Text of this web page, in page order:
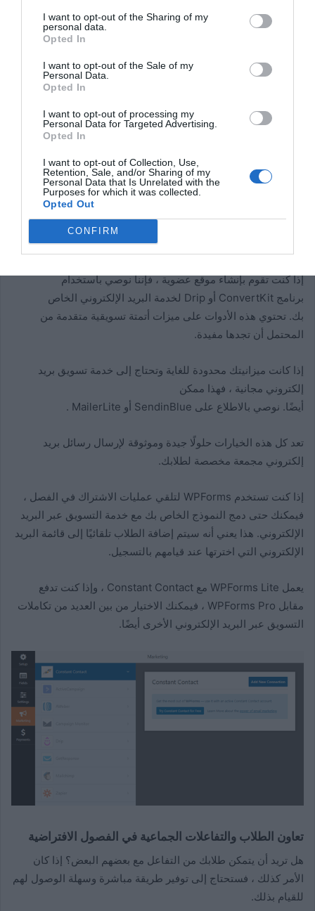
I want to opt-out of the Sharing of my
personal data.
Opted In
I want to opt-out of the Sale of my
Personal Data.
Opted In
I want to opt-out of processing my
Personal Data for Targeted Advertising.
Opted In
I want to opt-out of Collection, Use,
Retention, Sale, and/or Sharing of my
Personal Data that Is Unrelated with the
Purposes for which it was collected.
Opted Out
CONFIRM
لماذا ا؟ لأن كل شخص لديه بريد إلكتروني تقريبًا. أيضًا ، اعتاد معظم
الأشخاص على إعطاء عناوين بريدهم الإلكتروني عند الاشتراك في
أشياء عبر الإنترنت. إن مطالبتهم برقم هاتفهم المحمول أو تفاصيل
من المهم استخدام خدمة تسويق بريد إلكتروني حسنة
وصول رسائلك إليهم. أيضًا ، لن تسقط أي قوانين لمكافحة البريد
نوصي باستخدام الاتصال المستمر . أنها توفر نسخة تجريبية مجانية
إذا كنت تقوم بإنشاء موقع عضوية ، فإننا نوصي باستخدام
برنامج ConvertKit أو Drip لخدمة البريد الإلكتروني الخاص
بك. تحتوي هذه الأدوات على ميزات أتمتة تسويقية متقدمة من
المحتمل أن تجدها مفيدة.
إذا كانت ميزانيتك محدودة للغاية وتحتاج إلى خدمة تسويق بريد
إلكتروني مجانية ، فهذا ممكن
أيضًا. نوصي بالاطلاع على SendinBlue أو MailerLite .
تعد كل هذه الخيارات حلولًا جيدة وموثوقة لإرسال رسائل بريد
إلكتروني مجمعة مخصصة لطلابك.
إذا كنت تستخدم WPForms لتلقي عمليات الاشتراك في الفصل ،
فيمكنك حتى دمج النموذج الخاص بك مع خدمة التسويق عبر البريد
الإلكتروني. هذا يعني أنه سيتم إضافة الطلاب تلقائيًا إلى قائمة البريد
الإلكتروني التي اخترتها عند قيامهم بالتسجيل.
يعمل WPForms Lite مع Constant Contact ، وإذا كنت تدفع
مقابل WPForms Pro ، فيمكنك الاختيار من بين العديد من تكاملات
التسويق عبر البريد الإلكتروني الأخرى أيضًا.
تعاون الطلاب والتفاعلات الجماعية في الفصول الافتراضية
هل تريد أن يتمكن طلابك من التفاعل مع بعضهم البعض؟ إذا كان
الأمر كذلك ، فستحتاج إلى توفير طريقة مباشرة وسهلة الوصول لهم
للقيام بذلك.